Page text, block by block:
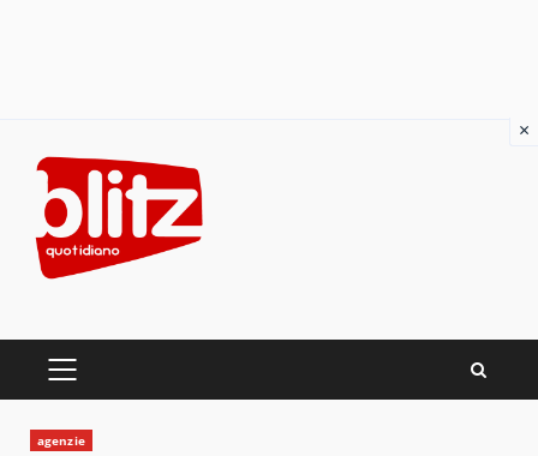
content
PRIMARY
agenzie
×